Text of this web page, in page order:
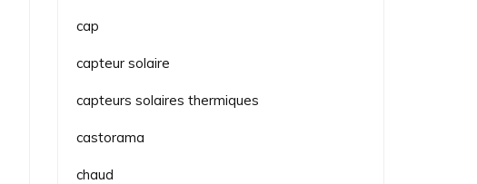
cap
capteur solaire
capteurs solaires thermiques
castorama
chaud